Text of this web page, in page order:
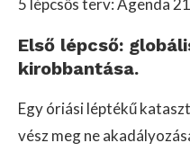
5 lépcsős terv: Agenda
Első lépcső:
kirobbantása.
Egy óriási léptékű
vész meg ne